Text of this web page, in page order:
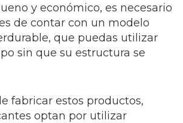
y económico, es necesario
de contar con un modelo
que puedas utilizar
sin que su estructura se
fabricar estos productos,
optan por utilizar